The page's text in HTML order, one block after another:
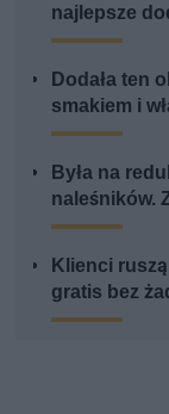
najlepsze
Dodała ten
smakiem i
Była na
naleśników.
Klienci
gratis bez